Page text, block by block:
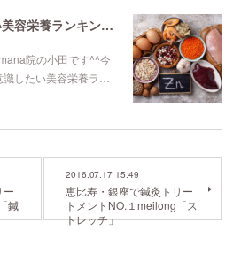
「40代女性が意識したい美容栄養ランキング 第4位」恵比寿で1番人気のマタニティサロンmeilong
院の小田です^^今
したい美容栄養ラ…
ー
鍼
2016.07.17 15:49
恵比寿・銀座で鍼灸トリー
トメントNO.１meilong「ス
トレッチ」